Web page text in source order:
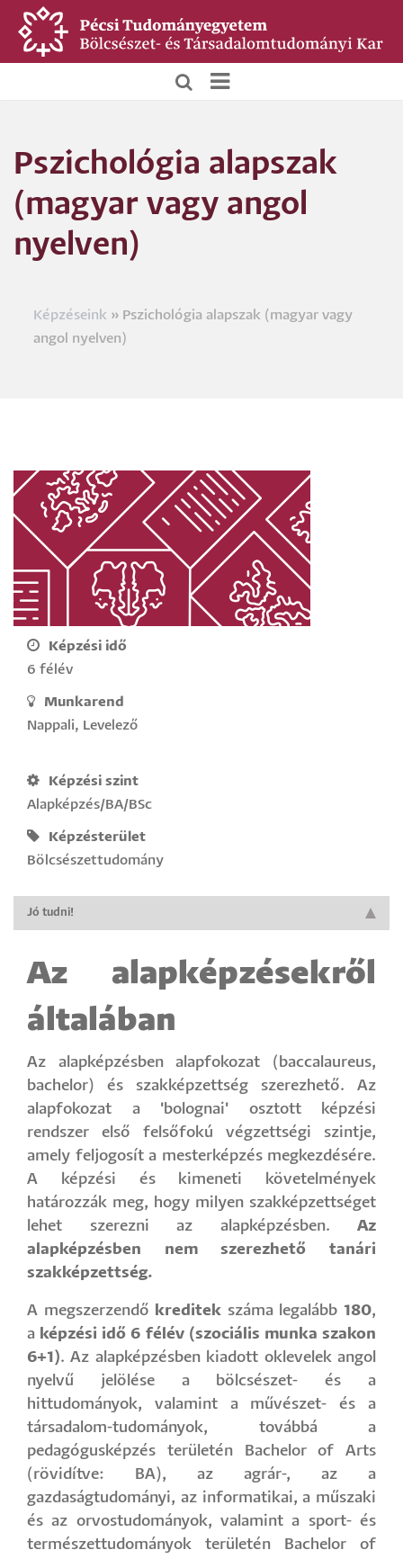
Ugrás
tartalomra
Főoldali
menü
Pszichológia alapszak
(magyar vagy angol
nyelven)
Morzsa
Képzéseink
Pszichológia alapszak (magyar vagy
angol nyelven)
Képzési idő
6 félév
Munkarend
Nappali, Levelező
Képzési szint
Alapképzés/BA/BSc
Képzésterület
Bölcsészettudomány
Jó tudni!
Az alapképzésekről
általában
Az alapképzésben alapfokozat (baccalaureus,
bachelor) és szakképzettség szerezhető. Az
alapfokozat a 'bolognai' osztott képzési
rendszer első felsőfokú végzettségi szintje,
amely feljogosít a mesterképzés megkezdésére.
A képzési és kimeneti követelmények
határozzák meg, hogy milyen szakképzettséget
lehet szerezni az alapképzésben. Az
alapképzésben nem szerezhető tanári
szakképzettség.
A megszerzendő kreditek száma legalább 180,
a képzési idő 6 félév (szociális munka szakon
6+1). Az alapképzésben kiadott oklevelek angol
nyelvű jelölése a bölcsészet- és a
hittudományok, valamint a művészet- és a
társadalom-tudományok, továbbá a
pedagógusképzés területén Bachelor of Arts
(rövidítve: BA), az agrár-, az a
gazdaságtudományi, az informatikai, a műszaki
és az orvostudományok, valamint a sport- és
természettudományok területén Bachelor of